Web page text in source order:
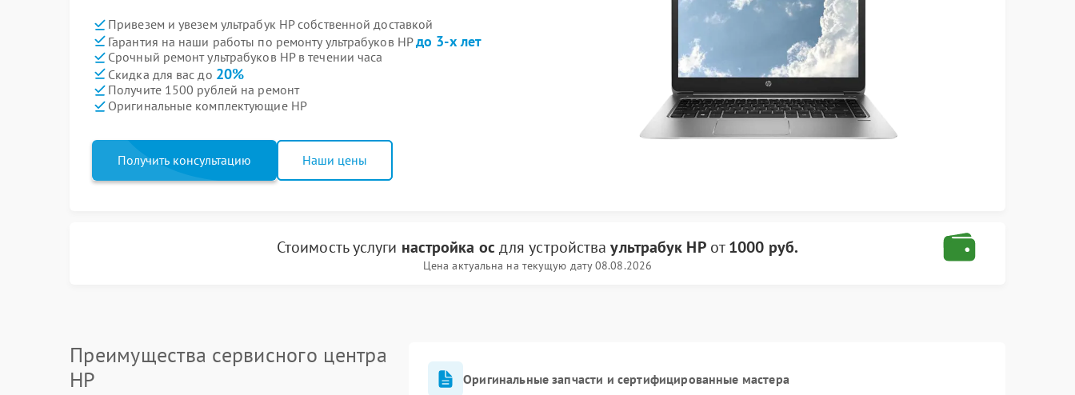
Привезем и увезем ультрабук HP собственной доставкой
Гарантия на наши работы по ремонту ультрабуков HPдо 3-х лет
Срочный ремонт ультрабуков HP в течении часа
Скидка для вас до 20%
Получите 1500 рублей на ремонт
Оригинальные комплектующие HP
Получить консультацию Наши цены
Стоимость услуги настройка ос для устройстваультрабук HPот1000 руб.
Цена актуальна на текущую дату 08.08.2026
Преимущества сервисного центра
HP
Оригинальные запчасти и сертифицированные мастера